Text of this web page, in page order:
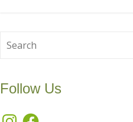
Follow Us
InstagramFacebook